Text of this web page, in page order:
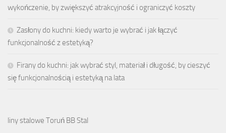
wykończenie, by zwiększyć atrakcyjność i ograniczyć koszty
Zasłony do kuchni: kiedy warto je wybrać i jak łączyć
funkcjonalność z estetyką?
Firany do kuchni: jak wybrać styl, materiał i długość, by cieszyć
się funkcjonalnością i estetyką na lata
liny stalowe Toruń BB Stal